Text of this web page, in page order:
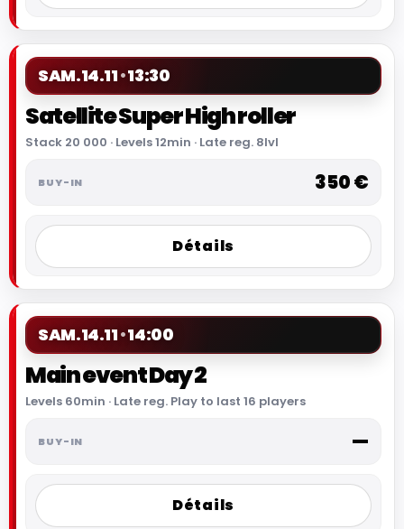
SAM.14.11 13:30
Satellite Super High roller
Stack 20 000 · Levels 12min · Late reg. 8lvl
350 €
Détails
SAM.14.11 14:00
Main event Day 2
Levels 60min · Late reg. Play to last 16 players
—
Détails